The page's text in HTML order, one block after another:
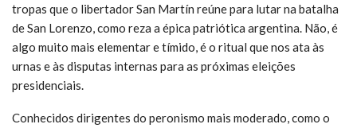
tropas que o libertador San Martín reúne para lutar na batalha
de San Lorenzo, como reza a épica patriótica argentina. Não, é
algo muito mais elementar e tímido, é o ritual que nos ata às
urnas e às disputas internas para as próximas eleições
presidenciais.
Conhecidos dirigentes do peronismo mais moderado, como o